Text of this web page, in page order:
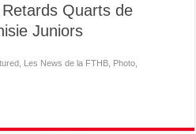
Quarts de
Juniors
Les News de la FTHB Photo